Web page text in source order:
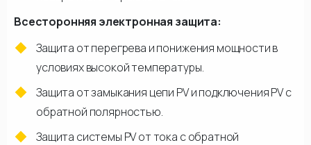
Всесторонняя электронная защита:
Защита от перегрева и понижения мощности в
условиях высокой температуры.
Защита от замыкания цепи PV и подключения PV с
обратной полярностью.
Защита системы PV от тока с обратной